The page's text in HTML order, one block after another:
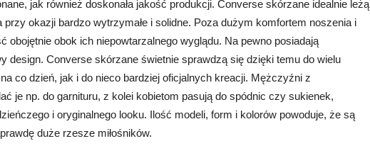
jak również doskonała jakość produkcji. Converse skórzane idealnie leżą
przy okazji bardzo wytrzymałe i solidne. Poza dużym komfortem noszenia i
obojętnie obok ich niepowtarzalnego wyglądu. Na pewno posiadają
design. Converse skórzane świetnie sprawdzą się dzięki temu do wielu
co dzień, jak i do nieco bardziej oficjalnych kreacji. Mężczyźni z
je np. do garnituru, z kolei kobietom pasują do spódnic czy sukienek,
i oryginalnego looku. Ilość modeli, form i kolorów powoduje, że są
duże rzesze miłośników.